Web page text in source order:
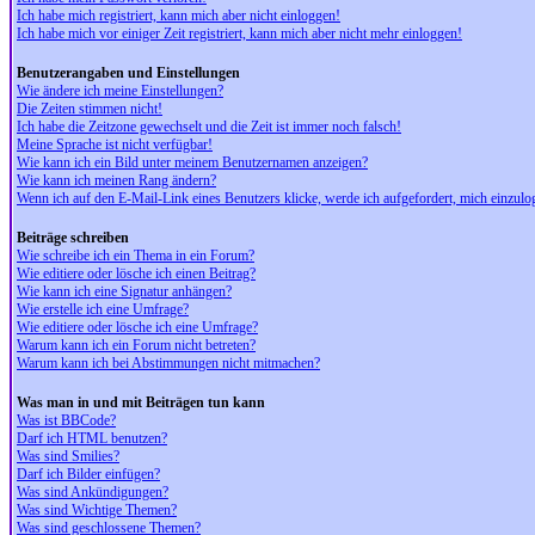
Ich habe mich registriert, kann mich aber nicht einloggen!
Ich habe mich vor einiger Zeit registriert, kann mich aber nicht mehr einloggen!
Benutzerangaben und Einstellungen
Wie ändere ich meine Einstellungen?
Die Zeiten stimmen nicht!
Ich habe die Zeitzone gewechselt und die Zeit ist immer noch falsch!
Meine Sprache ist nicht verfügbar!
Wie kann ich ein Bild unter meinem Benutzernamen anzeigen?
Wie kann ich meinen Rang ändern?
Wenn ich auf den E-Mail-Link eines Benutzers klicke, werde ich aufgefordert, mich
Beiträge schreiben
Wie schreibe ich ein Thema in ein Forum?
Wie editiere oder lösche ich einen Beitrag?
Wie kann ich eine Signatur anhängen?
Wie erstelle ich eine Umfrage?
Wie editiere oder lösche ich eine Umfrage?
Warum kann ich ein Forum nicht betreten?
Warum kann ich bei Abstimmungen nicht mitmachen?
Was man in und mit Beiträgen tun kann
Was ist BBCode?
Darf ich HTML benutzen?
Was sind Smilies?
Darf ich Bilder einfügen?
Was sind Ankündigungen?
Was sind Wichtige Themen?
Was sind geschlossene Themen?